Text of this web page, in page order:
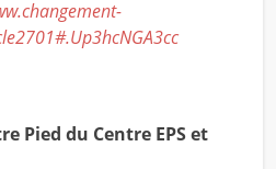
Pied du Centre EPS et